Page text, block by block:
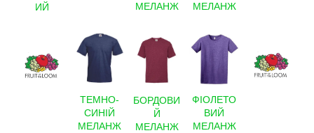
ИЙ
МЕЛАНЖ
МЕЛАНЖ
ТЕМНО-
СИНІЙ
МЕЛАНЖ
БОРДОВИ
Й
МЕЛАНЖ
ФІОЛЕТО
ВИЙ
МЕЛАНЖ